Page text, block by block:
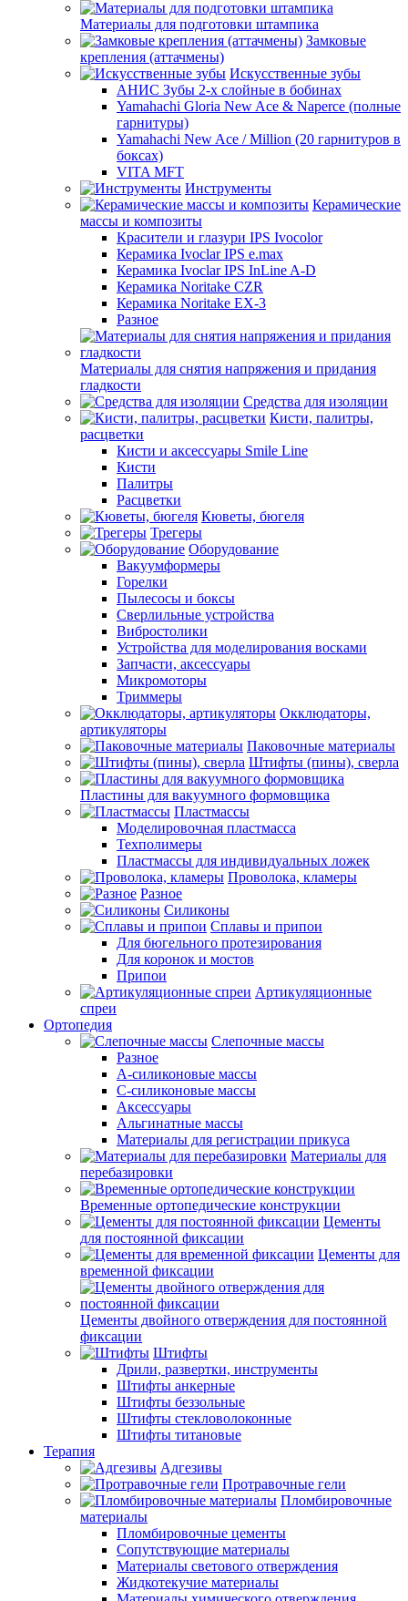
Материалы для подготовки штампика
Замковые
крепления (аттачмены)
Искусственные зубы
АНИС Зубы 2-х слойные в бобинах
Yamahachi Gloria New Ace & Naperce (полные
гарнитуры)
Yamahachi New Ace / Million (20 гарнитуров в
боксах)
VITA MFT
Инструменты
Керамические
массы и композиты
Красители и глазури IPS Ivocolor
Керамика Ivoclar IPS e.max
Керамика Ivoclar IPS InLine A-D
Керамика Noritake CZR
Керамика Noritake EX-3
Разное
Материалы для снятия напряжения и придания
гладкости
Средства для изоляции
Кисти, палитры,
расцветки
Кисти и аксессуары Smile Line
Кисти
Палитры
Расцветки
Кюветы, бюгеля
Трегеры
Оборудование
Вакуумформеры
Горелки
Пылесосы и боксы
Сверлильные устройства
Вибростолики
Устройства для моделирования восками
Запчасти, аксессуары
Микромоторы
Триммеры
Окклюдаторы,
артикуляторы
Паковочные материалы
Штифты (пины), сверла
Пластины для вакуумного формовщика
Пластмассы
Моделировочная пластмасса
Техполимеры
Пластмассы для индивидуальных ложек
Проволока, кламеры
Разное
Силиконы
Сплавы и припои
Для бюгельного протезирования
Для коронок и мостов
Припои
Артикуляционные
спреи
Ортопедия
Слепочные массы
Разное
А-силиконовые массы
С-силиконовые массы
Аксессуары
Альгинатные массы
Материалы для регистрации прикуса
Материалы для
перебазировки
Временные ортопедические конструкции
Цементы
для постоянной фиксации
Цементы для
временной фиксации
Цементы двойного отверждения для постоянной
фиксации
Штифты
Дрили, развертки, инструменты
Штифты анкерные
Штифты беззольные
Штифты стекловолоконные
Штифты титановые
Терапия
Адгезивы
Протравочные гели
Пломбировочные
материалы
Пломбировочные цементы
Сопутствующие материалы
Материалы светового отверждения
Жидкотекучие материалы